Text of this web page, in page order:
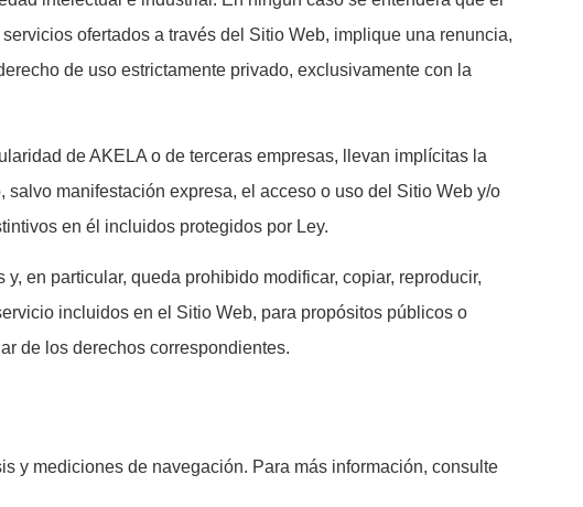
ofertados a través del Sitio Web, implique una renuncia,
de uso estrictamente privado, exclusivamente con la
de AKELA o de terceras empresas, llevan implícitas la
manifestación expresa, el acceso o uso del Sitio Web y/o
en él incluidos protegidos por Ley.
en particular, queda prohibido modificar, copiar, reproducir,
incluidos en el Sitio Web, para propósitos públicos o
de los derechos correspondientes.
y mediciones de navegación. Para más información, consulte